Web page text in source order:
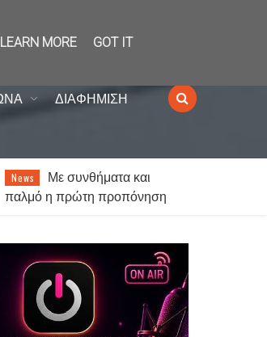
ΔΙΑΦΗΜΙΣΗ
News
Με συνθήματα και
παλμό η πρώτη προπόνηση
LEARN MORE GOT IT